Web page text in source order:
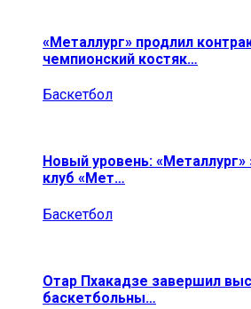
«Металлург» продлил
чемпионский костяк…
Баскетбол
Новый уровень:
клуб «Мет…
Баскетбол
Отар Пхакадзе завершил
баскетбольны…